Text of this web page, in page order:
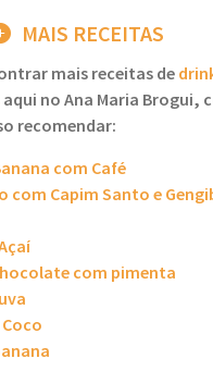
MAIS RECEITAS
mais receitas de
aqui no Ana Maria Brogui,
recomendar:
com Café
com Capim Santo e
com pimenta